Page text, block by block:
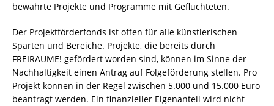
bewährte Projekte und Programme mit Geflüchteten.
Der Projektförderfonds ist offen für alle künstlerischen
Sparten und Bereiche. Projekte, die bereits durch
FREIRÄUME! gefördert worden sind, können im Sinne der
Nachhaltigkeit einen Antrag auf Folgeförderung stellen. Pro
Projekt können in der Regel zwischen 5.000 und 15.000 Euro
beantragt werden. Ein finanzieller Eigenanteil wird nicht